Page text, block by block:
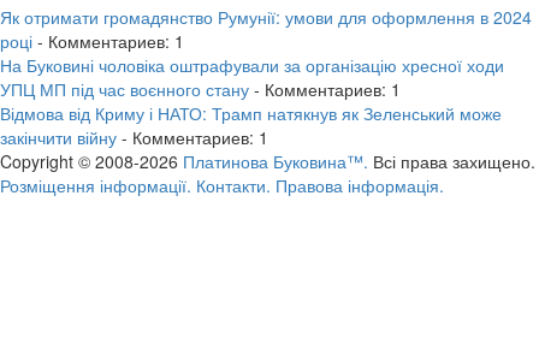
Як отримати громадянство Румунії: умови для оформлення в 2024
році - Комментариев: 1
На Буковині чоловіка оштрафували за організацію хресної ходи
УПЦ МП під час воєнного стану - Комментариев: 1
Відмова від Криму і НАТО: Трамп натякнув як Зеленський може
закінчити війну - Комментариев: 1
Copyright © 2008-2026 Платинова Буковина™. Всі права захищено.
Розміщення інформації. Контакти. Правова інформація.